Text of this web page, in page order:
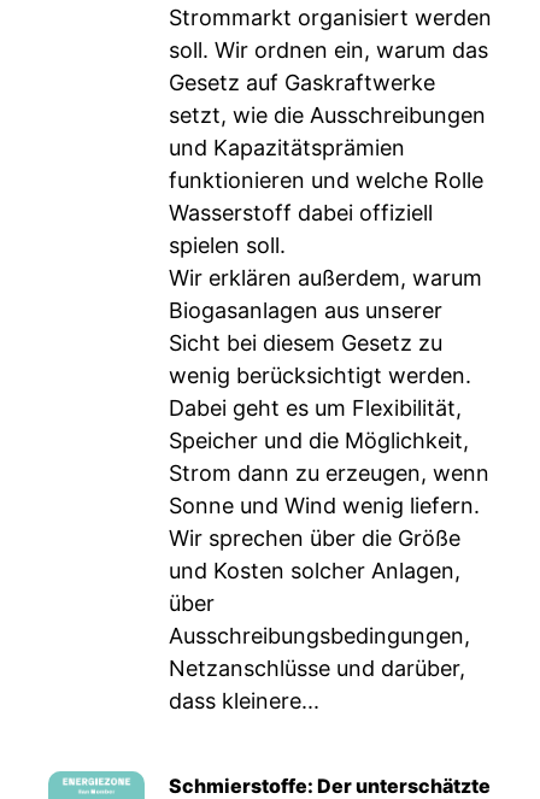
Strommarkt organisiert werden
soll. Wir ordnen ein, warum das
Gesetz auf Gaskraftwerke
setzt, wie die Ausschreibungen
und Kapazitätsprämien
funktionieren und welche Rolle
Wasserstoff dabei offiziell
spielen soll.
Wir erklären außerdem, warum
Biogasanlagen aus unserer
Sicht bei diesem Gesetz zu
wenig berücksichtigt werden.
Dabei geht es um Flexibilität,
Speicher und die Möglichkeit,
Strom dann zu erzeugen, wenn
Sonne und Wind wenig liefern.
Wir sprechen über die Größe
und Kosten solcher Anlagen,
über
Ausschreibungsbedingungen,
Netzanschlüsse und darüber,
dass kleinere...
Schmierstoffe: Der unterschätzte